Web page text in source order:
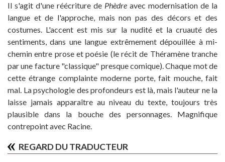
Il s'agit d'une réécriture de Phèdre avec modernisation de la
langue et de l'approche, mais non pas des décors et des
costumes. L'accent est mis sur la nudité et la cruauté des
sentiments, dans une langue extrêmement dépouillée à mi-
chemin entre prose et poésie (le récit de Théramène tranche
par une facture "classique" presque comique). Chaque mot de
cette étrange complainte moderne porte, fait mouche, fait
mal. La psychologie des profondeurs est là, mais l'auteur ne la
laisse jamais apparaître au niveau du texte, toujours très
plausible dans la bouche des personnages. Magnifique
contrepoint avec Racine.
REGARD DU TRADUCTEUR